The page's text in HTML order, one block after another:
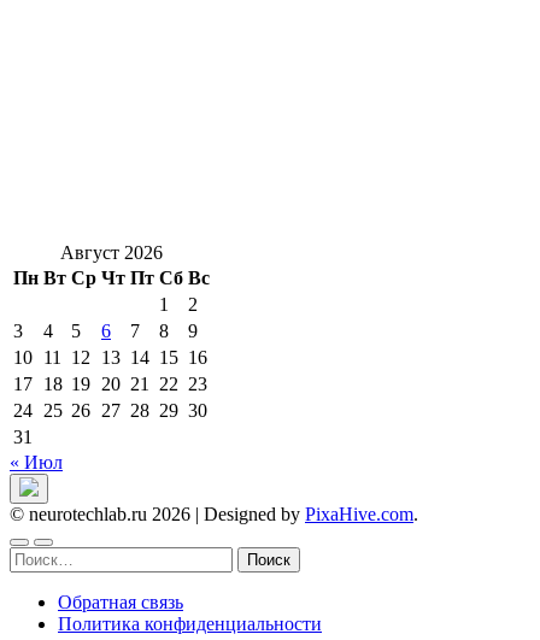
Август 2026
Пн Вт Ср Чт Пт Сб Вс
1
2
3
4 5 6 7 8
9
10 11 12 13 14 15 16
17 18 19 20 21 22 23
24 25 26 27 28 29 30
31
« Июл
© neurotechlab.ru 2026 | Designed by PixaHive.com.
Найти:
Обратная связь
Политика конфиденциальности